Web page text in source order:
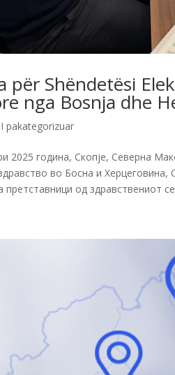
për Shëndetësi
nga Bosnja dhe
pakategorizuar
2025 година, Скопје, Северна
во Босна и Херцеговина,
претставници од здравствениот